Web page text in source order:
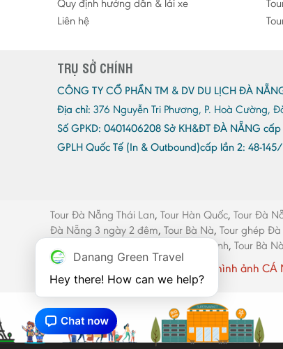
Quy định hướng dẫn & lái xe
Liên hệ
TRỤ SỞ CHÍNH
CÔNG TY CỔ PHẦN TM & DV DU LỊCH ĐÀ
Địa chỉ: 376 Nguyễn Tri Phương, P. Hoà Cường,
Số GPKD: 0401406208 Sở KH&ĐT ĐÀ NẴNG
GPLH Quốc Tế (In & Outbound)cấp lần 2: 48-
Tour Đà Nẵng Thái Lan, Tour Hàn Quốc, Tour Đà
Đà Nẵng 3 ngày 2 đêm, Tour Bà Nà, Tour ghép
Thang máy Quảng Bình, Tour Bà Nà
Website có sử dụng một số hình ảnh
Danang Green Travel
Hey there! How can we help?